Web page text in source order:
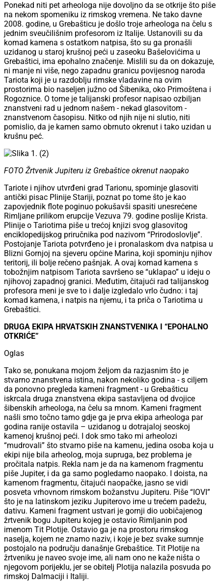
Ponekad niti pet arheologa nije dovoljno da se otkrije što piše
na nekom spomeniku iz rimskog vremena. Ne tako davne
2008. godine, u Grebašticu je došlo troje arheologa na čelu s
jednim sveučilišnim profesorom iz Italije. Ustanovili su da
komad kamena s ostatkom natpisa, što su ga pronašli
uzidanog u staroj krušnoj peći u zaseoku Bašelovićima u
Grebaštici, ima epohalno značenje. Mislili su da on dokazuje,
ni manje ni više, nego zapadnu granicu povijesnog naroda
Tariota koji je u razdoblju rimske vladavine na ovim
prostorima bio naseljen južno od Šibenika, oko Primoštena i
Rogoznice. O tome je talijanski profesor napisao ozbiljan
znanstveni rad u jednom našem - nekad glasovitom -
znanstvenom časopisu. Nitko od njih nije ni slutio, niti
pomislio, da je kamen samo obrnuto okrenut i tako uzidan u
krušnu peć.
FOTO Žrtvenik Jupiteru iz Grebaštice okrenut naopako
Tariote i njihov utvrđeni grad Tarionu, spominje glasoviti
antički pisac Plinije Stariji, poznat po tome što je kao
zapovjednik flote poginuo pokušavši spasiti unesrećene
Rimljane prilikom erupcije Vezuva 79. godine poslije Krista.
Plinije o Tariotima piše u trećoj knjizi svog glasovitog
enciklopedijskog priručnika pod nazivom “Prirodoslovlje”.
Postojanje Tariota potvrđeno je i pronalaskom dva natpisa u
Blizni Gornjoj na sjeveru općine Marina, koji spominju njihov
teritorij, ili bolje rečeno pašnjak. A ovaj komad kamena s
tobožnjim natpisom Tariota savršeno se “uklapao” u ideju o
njihovoj zapadnoj granici. Međutim, čitajući rad talijanskog
profesora meni je sve to i dalje izgledalo vrlo čudno: i taj
komad kamena, i natpis na njemu, i ta priča o Tariotima u
Grebaštici.
DRUGA EKIPA HRVATSKIH ZNANSTVENIKA I “EPOHALNO
OTKRIĆE”
Oglas
Tako se, ponukana mojom željom da razjasnim što je
stvarno znanstvena istina, nakon nekoliko godina - s ciljem
da ponovno pregleda kameni fragment - u Grebašticu
iskrcala druga znanstvena ekipa sastavljena od dvojice
šibenskih arheologa, na čelu sa mnom. Kameni fragment
našli smo točno tamo gdje ga je prva ekipa arheologa par
godina ranije ostavila – uzidanog u dotrajaloj seoskoj
kamenoj krušnoj peći. I dok smo tako mi arheolozi
“mudrovali” što stvarno piše na kamenu, jedina osoba koja u
ekipi nije bila arheolog, moja supruga, bez problema je
pročitala natpis. Rekla nam je da na kamenom fragmentu
piše Jupiter, i da ga samo pogledamo naopako. I doista, na
kamenom fragmentu, čitajući naopačke, jasno se vidi
posveta vrhovnom rimskom božanstvu Jupiteru. Piše “IOVI”
što je na latinskom jeziku Jupiterovo ime u trećem padežu,
dativu. Kameni fragment ustvari je gornji dio uobičajenog
žrtvenik bogu Jupiteru kojeg je ostavio Rimljanin pod
imenom Tit Plotije. Ostavio ga je na prostoru rimskog
naselja, kojem ne znamo naziv, i koje je bez svake sumnje
postojalo na području današnje Grebaštice. Tit Plotije na
žrtveniku je naveo svoje ime, ali nam ono ne kaže ništa o
njegovom porijeklu, jer se obitelj Plotija nalazila posvuda po
rimskoj Dalmaciji i Italiji.